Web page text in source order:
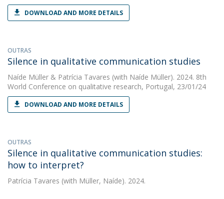
DOWNLOAD AND MORE DETAILS
OUTRAS
Silence in qualitative communication studies
Naíde Müller & Patrícia Tavares (with Naíde Müller). 2024. 8th
World Conference on qualitative research, Portugal, 23/01/24
DOWNLOAD AND MORE DETAILS
OUTRAS
Silence in qualitative communication studies:
how to interpret?
Patrícia Tavares (with Müller, Naíde). 2024.